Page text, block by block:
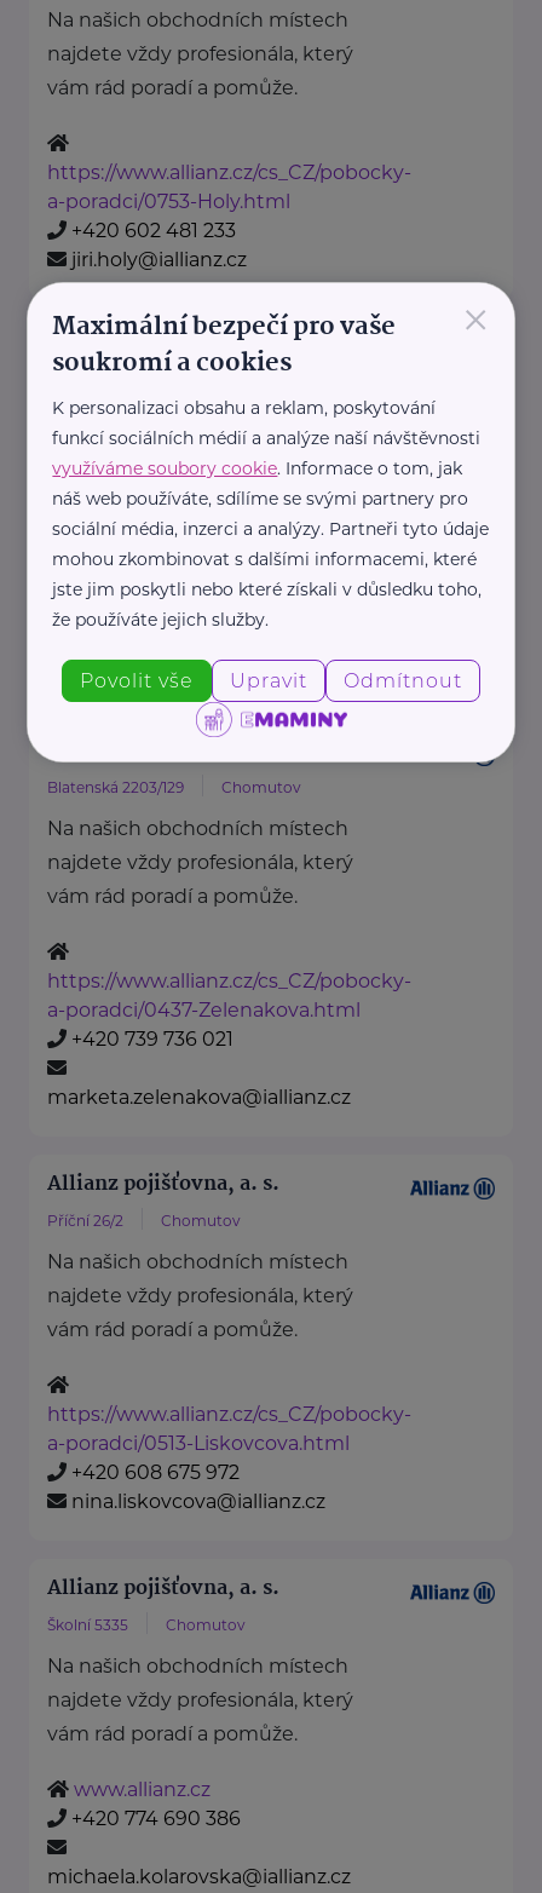
Na našich obchodních místech
najdete vždy profesionála, který
vám rád poradí a pomůže.
https://www.allianz.cz/cs_CZ/pobocky-
a-poradci/0753-Holy.html
+420 602 481 233
jiri.holy@iallianz.cz
Allianz pojišťovna, a. s.
Na našich obchodních místech
najdete vždy profesionála, který
vám rád poradí a pomůže.
https://www.allianz.cz/cs_CZ/pobocky-
a-poradci/0766-Kocinova.html
+420 608 240 985
martina.kocinova@iallianz.cz
Allianz pojišťovna, a. s.
Blatenská 2203/129 Chomutov
Na našich obchodních místech
najdete vždy profesionála, který
vám rád poradí a pomůže.
https://www.allianz.cz/cs_CZ/pobocky-
a-poradci/0437-Zelenakova.html
+420 739 736 021
marketa.zelenakova@iallianz.cz
Allianz pojišťovna, a. s.
Příční 26/2 Chomutov
Na našich obchodních místech
najdete vždy profesionála, který
vám rád poradí a pomůže.
https://www.allianz.cz/cs_CZ/pobocky-
a-poradci/0513-Liskovcova.html
+420 608 675 972
nina.liskovcova@iallianz.cz
Allianz pojišťovna, a. s.
Školní 5335 Chomutov
Na našich obchodních místech
najdete vždy profesionála, který
vám rád poradí a pomůže.
www.allianz.cz
+420 774 690 386
michaela.kolarovska@iallianz.cz
×
Maximální bezpečí pro vaše
soukromí a cookies
K personalizaci obsahu a reklam, poskytování
funkcí sociálních médií a analýze naší návštěvnosti
využíváme soubory cookie. Informace o tom, jak
náš web používáte, sdílíme se svými partnery pro
sociální média, inzerci a analýzy. Partneři tyto údaje
mohou zkombinovat s dalšími informacemi, které
jste jim poskytli nebo které získali v důsledku toho,
že používáte jejich služby.
Povolit vše Upravit Odmítnout